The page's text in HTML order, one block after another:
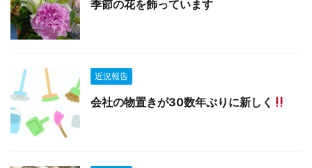
季節の花を飾っています
近況報告
会社の物置きが30数年ぶりに新しく